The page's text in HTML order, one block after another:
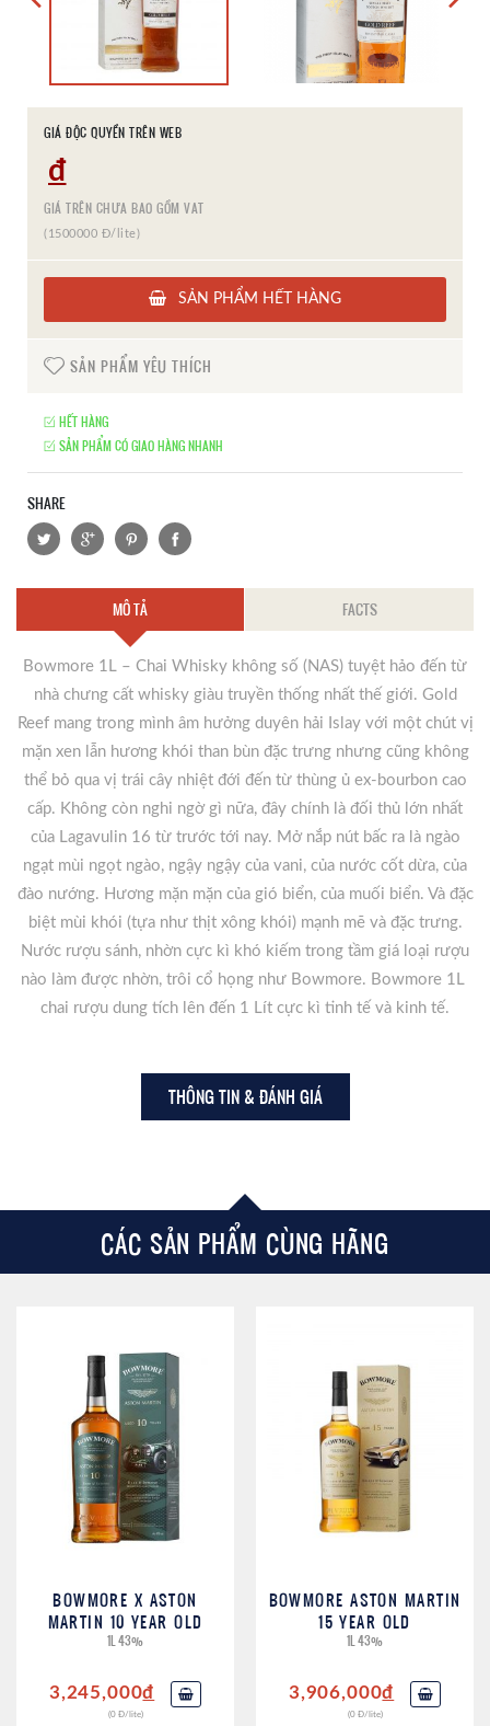
GIÁ ĐỘC QUYỀN TRÊN WEB
đ
GIÁ TRÊN CHƯA BAO GỒM VAT
(1500000 Đ/lite)
SẢN PHẨM HẾT HÀNG
SẢN PHẨM YÊU THÍCH
HẾT HÀNG
SẢN PHẨM CÓ GIAO HÀNG NHANH
SHARE
MÔ TẢ FACTS
Bowmore 1L – Chai Whisky không số (NAS) tuyệt hảo đến từ
nhà chưng cất whisky giàu truyền thống nhất thế giới. Gold
Reef mang trong mình âm hưởng duyên hải Islay với một chút vị
mặn xen lẫn hương khói than bùn đặc trưng nhưng cũng không
thể bỏ qua vị trái cây nhiệt đới đến từ thùng ủ ex-bourbon cao
cấp. Không còn nghi ngờ gì nữa, đây chính là đối thủ lớn nhất
của Lagavulin 16 từ trước tới nay. Mở nắp nút bấc ra là ngào
ngạt mùi ngọt ngào, ngậy ngậy của vani, của nước cốt dừa, của
đào nướng. Hương mặn mặn của gió biển, của muối biển. Và đặc
biệt mùi khói (tựa như thịt xông khói) mạnh mẽ và đặc trưng.
Nước rượu sánh, nhờn cực kì khó kiếm trong tầm giá loại rượu
nào làm được nhờn, trôi cổ họng như Bowmore. Bowmore 1L
chai rượu dung tích lên đến 1 Lít cực kì tinh tế và kinh tế.
THÔNG TIN & ĐÁNH GIÁ
CÁC SẢN PHẨM CÙNG HÃNG
BOWMORE X ASTON
MARTIN 10 YEAR OLD
1L 43%
3,245,000đ
(0 Đ/lite)
BOWMORE ASTON MARTIN
15 YEAR OLD
1L 43%
3,906,000đ
(0 Đ/lite)